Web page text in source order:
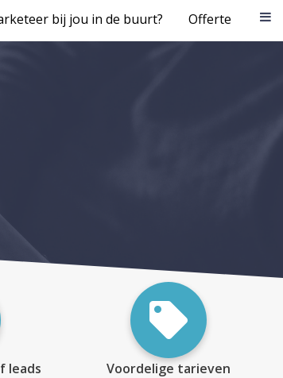
bij jou in de buurt? Offerte
leads Voordelige tarieven